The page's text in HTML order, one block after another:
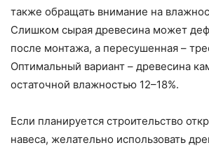
также обращать внимание на
Слишком сырая древесина может
после монтажа, а пересушенная –
Оптимальный вариант – древесина
остаточной влажностью 12–18%.
Если планируется строительство
навеса, желательно использовать